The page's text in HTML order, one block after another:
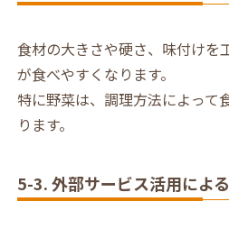
食材の大きさや硬さ、味付けを
が食べやすくなります。
特に野菜は、調理方法によって
ります。
5-3. 外部サービス活用によ